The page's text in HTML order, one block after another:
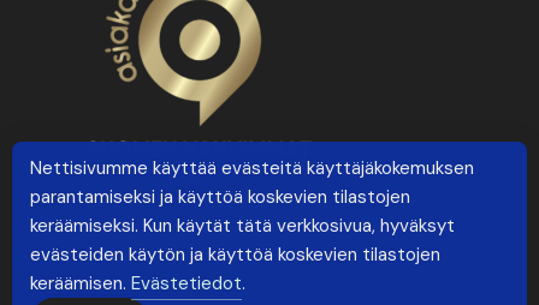
Nettisivumme käyttää evästeitä käyttäjäkokemuksen
parantamiseksi ja käyttöä koskevien tilastojen
keräämiseksi. Kun käytät tätä verkkosivua, hyväksyt
evästeiden käytön ja käyttöä koskevien tilastojen
keräämisen. Evästetiedot.